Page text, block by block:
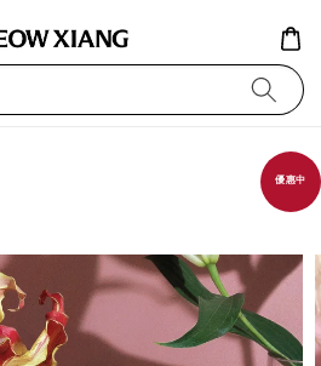
優惠中